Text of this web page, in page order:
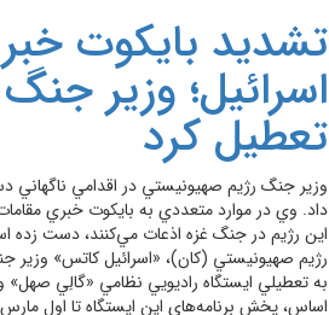
تشديد بايکوت
اسرائيل؛ وزير
تعطيل کرد
وزير جنگ رژيم صهيونيستي در اقدامي ناگهاني
داد. وي در موارد متعددي به بايکوت خبري
رژيم صهيونيستي (کان)، «اسرائيل کاتس» وزير
به تعطيلي ايستگاه راديويي نظامي «گالِي صهل»